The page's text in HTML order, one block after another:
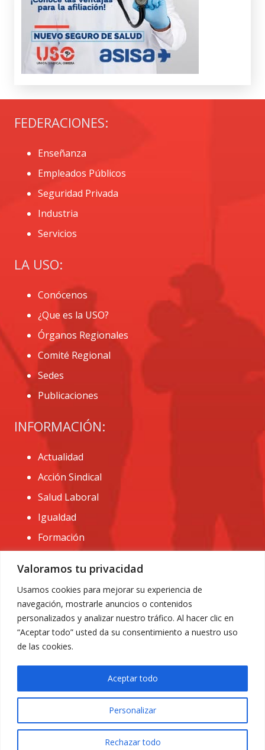
Valoramos tu privacidad
Usamos cookies para mejorar su experiencia de
navegación, mostrarle anuncios o contenidos
personalizados y analizar nuestro tráfico. Al hacer clic en
“Aceptar todo” usted da su consentimiento a nuestro uso
de las cookies.
Personalizar
Rechazar todo
Aceptar todo
FEDERACIONES:
Enseñanza
Empleados Públicos
Seguridad Privada
Industria
Servicios
LA USO:
Conócenos
¿Que es la USO?
Órganos Regionales
Comité Regional
Sedes
Publicaciones
INFORMACIÓN:
Actualidad
Acción Sindical
Salud Laboral
Igualdad
Formación
CONTACTO:
administracion@usomurcia.org
968 25 01 20
C/ Huerto de las bombas nº6. 30009 Murcia
Privacidad|
© 2018 Todos los derechos reservados. Diseño web
ACRILONIA